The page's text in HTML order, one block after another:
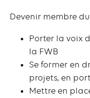
Devenir membre du
Porter la voix
la FWB
Se former en
projets, en
Mettre en